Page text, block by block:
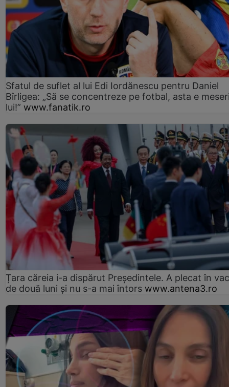
Sfatul de suflet al lui Edi Iordănescu pentru Daniel
Bîrligea: „Să se concentreze pe fotbal, asta e
lui!” www.fanatik.ro
Țara căreia i-a dispărut Președintele. A plecat în
de două luni și nu s-a mai întors www.antena3.ro